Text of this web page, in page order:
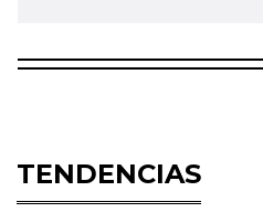
TENDENCIAS